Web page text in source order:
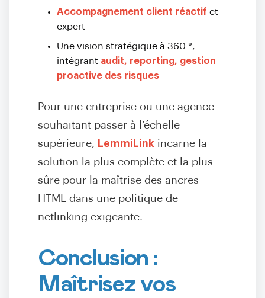
Accompagnement client réactif et
expert
Une vision stratégique à 360 °,
intégrant audit, reporting, gestion
proactive des risques
Pour une entreprise ou une agence
souhaitant passer à l’échelle
supérieure, LemmiLink incarne la
solution la plus complète et la plus
sûre pour la maîtrise des ancres
HTML dans une politique de
netlinking exigeante.
Conclusion :
Maîtrisez vos